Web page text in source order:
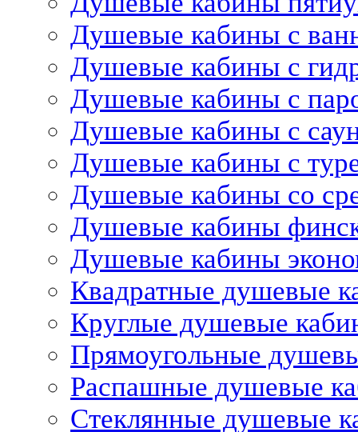
Душевые кабины с
Душевые кабины с
Душевые кабины с
Душевые кабины с
Душевые кабины с
Душевые кабины со
Душевые кабины
Душевые кабины
Квадратные душевые
Круглые душевые
Прямоугольные
Распашные душевые
Стеклянные душевые